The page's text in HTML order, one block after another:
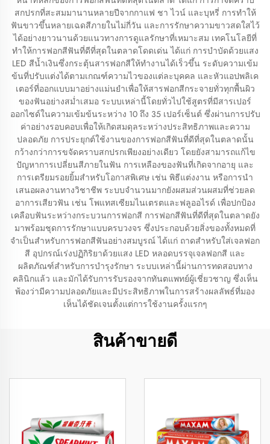
สกปรกที่สะสมมานานหลายปีจากกาแฟ ชา ไวน์ และบุหรี่ การทำให้
ฟันขาวขึ้นหลายเฉดสีภายในไม่กี่วัน และการรักษาความขาวสดใสไว้
ได้อย่างยาวนานด้วยแนวทางการดูแลรักษาที่เหมาะสม เทคโนโลยีที่
ทำให้การฟอกสีฟันที่ดีที่สุดในตลาดโดดเด่น ได้แก่ การบำบัดด้วยแสง
LED สีน้ำเงินซึ่งกระตุ้นสารฟอกสีให้ทำงานได้เร็วขึ้น ระดับความเข้ม
ข้นที่ปรับแต่งได้ตามเกณฑ์ความไวของแต่ละบุคคล และหัวแอปพลิเค
เตอร์ที่ออกแบบมาอย่างแม่นยำเพื่อให้สารฟอกสีกระจายทั่วทุกพื้นผิว
ของฟันอย่างสม่ำเสมอ ระบบเหล่านี้โดยทั่วไปใช้สูตรที่มีสารเปอร์
ออกไซด์ในความเข้มข้นระหว่าง 10 ถึง 35 เปอร์เซ็นต์ ซึ่งผ่านการปรับ
ค่าอย่างรอบคอบเพื่อให้เกิดสมดุลระหว่างประสิทธิภาพและความ
ปลอดภัย การประยุกต์ใช้งานของการฟอกสีฟันที่ดีที่สุดในตลาดนั้น
กว้างกว่าการขจัดคราบสกปรกเพียงอย่างเดียว โดยยังสามารถแก้ไข
ปัญหาการเปลี่ยนสีภายในฟัน การเหลืองของฟันที่เกิดจากอายุ และ
การเตรียมรอยยิ้มสำหรับโอกาสพิเศษ เช่น พิธีแต่งงาน หรือการนำ
เสนอผลงานทางวิชาชีพ ระบบจำนวนมากยังผสมส่วนผสมที่ช่วยลด
อาการเสียวฟัน เช่น โพแทสเซียมไนเตรตและฟลูออไรด์ เพื่อปกป้อง
เคลือบฟันระหว่างกระบวนการฟอกสี การฟอกสีฟันที่ดีที่สุดในตลาดยัง
มาพร้อมชุดการรักษาแบบครบวงจร ซึ่งประกอบด้วยสิ่งของทั้งหมดที่
จำเป็นสำหรับการฟอกสีฟันอย่างสมบูรณ์ ได้แก่ ถาดสำหรับใส่เจลฟอก
สี อุปกรณ์เร่งปฏิกิริยาด้วยแสง LED หลอดบรรจุเจลฟอกสี และ
ผลิตภัณฑ์สำหรับการบำรุงรักษา ระบบเหล่านี้ผ่านการทดสอบทาง
คลินิกแล้ว และมักได้รับการรับรองจากทันตแพทย์ผู้เชี่ยวชาญ ซึ่งเห็น
พ้องว่ามีความปลอดภัยและมีประสิทธิภาพในการสร้างผลลัพธ์ที่มอง
เห็นได้ชัดเจนตั้งแต่การใช้งานครั้งแรกๆ
สินค้าขายดี